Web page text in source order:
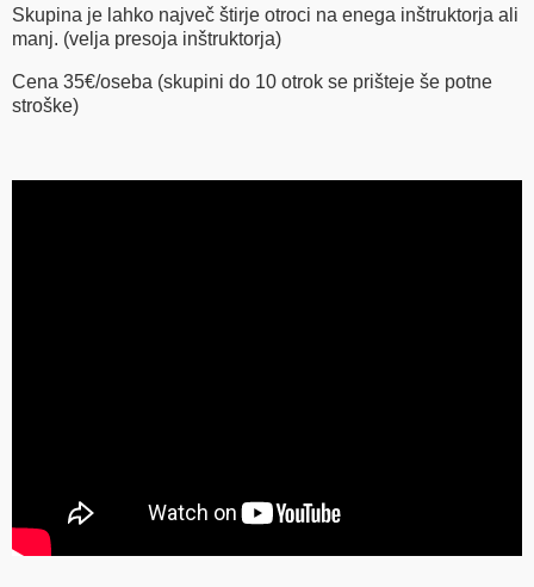
Skupina je lahko največ štirje otroci na enega inštruktorja ali
manj. (velja presoja inštruktorja)
Cena 35€/oseba (skupini do 10 otrok se prišteje še potne
stroške)